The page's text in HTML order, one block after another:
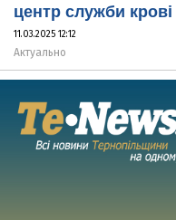
центр служби крові
11.03.2025 12:12
Актуально